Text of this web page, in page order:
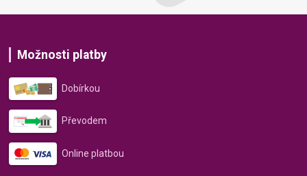
Možnosti platby
Dobírkou
Převodem
Online platbou